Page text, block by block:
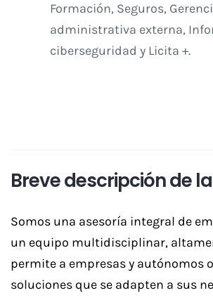
Formación, Seguros,
administrativa externa,
ciberseguridad y Licita +.
Breve descripción de
Somos una asesoría integral de
un equipo multidisciplinar,
permite a empresas y autónomos
soluciones que se adapten a sus